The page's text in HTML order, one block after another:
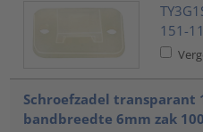
151-
Schroefzadel transparant
bandbreedte 6mm zak